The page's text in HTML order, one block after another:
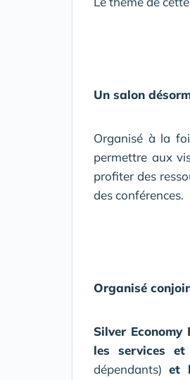
Un salon
Organisé à la
permettre aux
profiter des
des conférences.
Organisé
Silver Economy
les services
dépendants) et